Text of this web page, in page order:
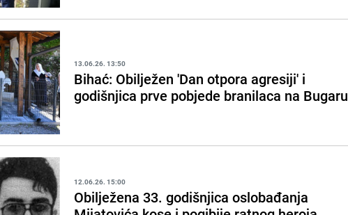
13.06.26. 13:50
Bihać: Obilježen 'Dan otpora agresiji' i
godišnjica prve pobjede branilaca na Bugaru
12.06.26. 15:00
Obilježena 33. godišnjica oslobađanja